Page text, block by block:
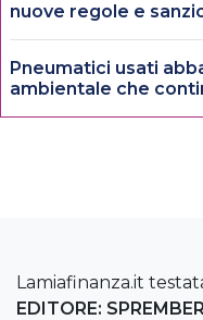
nuove regole e
Pneumatici usati
ambientale che
Lamiafinanza.it
EDITORE: